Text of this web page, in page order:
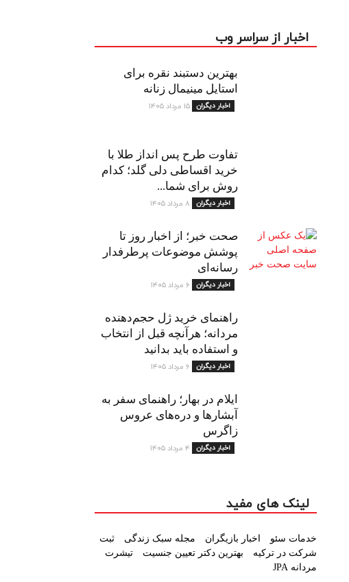
اخبار از سراسر وب
بهترین دستبند نقره برای
استایل مینیمال زنانه
اخبار دیگران ۱۵ مرداد ۱۴۰۵
تفاوت طرح پس انداز طلا با
خرید اقساطی دلی گلد؛ کدام
روش برای شما...
اخبار دیگران ۸ مرداد ۱۴۰۵
صحت خبر؛ از اخبار روز تا
پوشش موضوعات پرطرفدار
رسانه‌ای
اخبار دیگران ۶ مرداد ۱۴۰۵
راهنمای خرید ژل حجم‌دهنده
مردانه؛ هرآنچه قبل از انتخاب
و استفاده باید بدانید
اخبار دیگران ۶ مرداد ۱۴۰۵
ایلام در بهار؛ راهنمای سفر به
آبشارها و دره‌های عروس
زاگرس
اخبار دیگران ۴ مرداد ۱۴۰۵
لینک های مفید
خدمات سئو اخبار بازیگران مجله سبک زندگی
ثبت
شرکت در ترکیه
بهترین دکتر تعیین جنسیت
تیشرت
مردانه JPA